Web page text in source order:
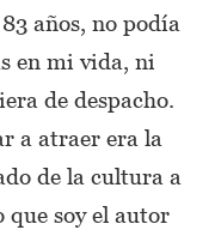
años, no podía
en mi vida, ni
de despacho.
a atraer era la
de la cultura a
soy el autor